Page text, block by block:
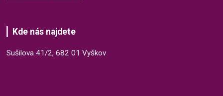
Kde nás najdete
Sušilova 41/2, 682 01 Vyškov